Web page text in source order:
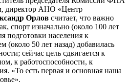
директор АНО «Центр
Орлов считает, что важно
спорт изначально (около 100 лет
подготовки населения к
(около 50 лет назад) добавилась
сейчас цель сдвигается к
к работоспособности, к
«То есть первая и основная наша